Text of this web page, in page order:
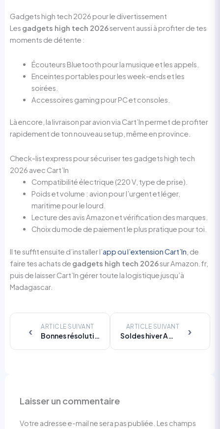
Gadgets high tech 2026 pour le divertissement
Les gadgets high tech 2026servent aussi à profiter de tes
moments de détente :
Écouteurs Bluetooth pour la musique et les appels.
Enceintes portables pour les week-ends et les
soirées.
Accessoires gaming pour PC et consoles.
Là encore, la livraison par avion via Cart’In permet de profiter
rapidement de ton nouveau setup, même en province.
Check-list express pour sécuriser tes gadgets high tech
2026 avec Cart’In
Compatibilité électrique (220 V, type de prise).
Poids et volume : avion pour l’urgent et léger,
maritime pour le lourd.
Lecture des avis Amazon et vérification des marques.
Choix du mode de paiement le plus pratique pour toi.
Il te suffit ensuite d’installer l’app ou l’extension Cart’In , de
faire tes achats de gadgets high tech 2026sur Amazon.fr,
puis de laisser Cart’In gérer toute la logistique jusqu’à
Madagascar.
‹ ARTICLE SUIVANT
Bonnes résolutions 2026 : s’équiper dès fin décembre grâce aux promos Amazon et à Cart’In
ARTICLE SUIVANT
Soldes hiver Amazon 2026 : le plan malin des Réunionnais pour profiter des bons plans… en plein été ›
Laisser un commentaire
Votre adresse e-mail ne sera pas publiée. Les champs